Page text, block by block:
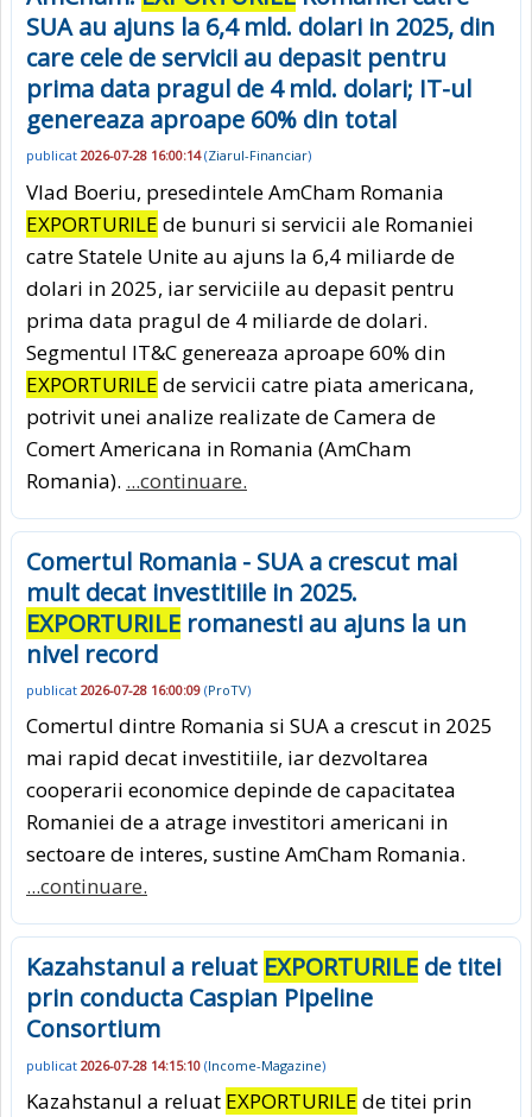
SUA au ajuns la 6,4 mld. dolari in 2025, din
care cele de servicii au depasit pentru
prima data pragul de 4 mld. dolari; IT-ul
genereaza aproape 60% din total
publicat 2026-07-28 16:00:14(Ziarul-Financiar)
Vlad Boeriu, presedintele AmCham Romania
EXPORTURILE de bunuri si servicii ale Romaniei
catre Statele Unite au ajuns la 6,4 miliarde de
dolari in 2025, iar serviciile au depasit pentru
prima data pragul de 4 miliarde de dolari.
Segmentul IT&C genereaza aproape 60% din
EXPORTURILE de servicii catre piata americana,
potrivit unei analize realizate de Camera de
Comert Americana in Romania (AmCham
Romania). ...continuare.
Comertul Romania - SUA a crescut mai
mult decat investitiile in 2025.
EXPORTURILE romanesti au ajuns la un
nivel record
publicat 2026-07-28 16:00:09 (ProTV)
Comertul dintre Romania si SUA a crescut in 2025
mai rapid decat investitiile, iar dezvoltarea
cooperarii economice depinde de capacitatea
Romaniei de a atrage investitori americani in
sectoare de interes, sustine AmCham Romania.
...continuare.
Kazahstanul a reluat EXPORTURILE de titei
prin conducta Caspian Pipeline
Consortium
publicat 2026-07-28 14:15:10 (Income-Magazine)
Kazahstanul a reluat EXPORTURILE de titei prin